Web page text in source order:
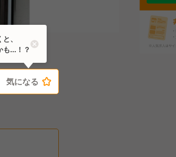
気になる
気になる
、
も...！？